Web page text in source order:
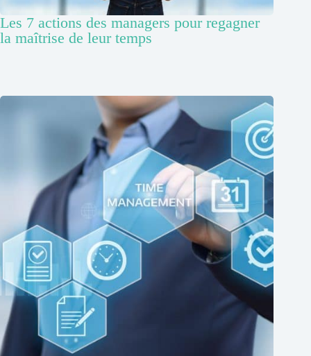
Les 7 actions des managers pour regagner
la maîtrise de leur temps